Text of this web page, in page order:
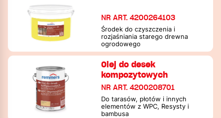
NR ART. 4200264103
Środek do czyszczenia i
rozjaśniania starego drewna
ogrodowego
Olej do desek
kompozytowych
NR ART. 4200208701
Do tarasów, płotów i innych
elementów z WPC, Resysty i
bambusa